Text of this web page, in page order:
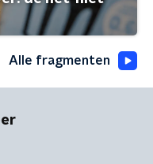
Alle fragmenten